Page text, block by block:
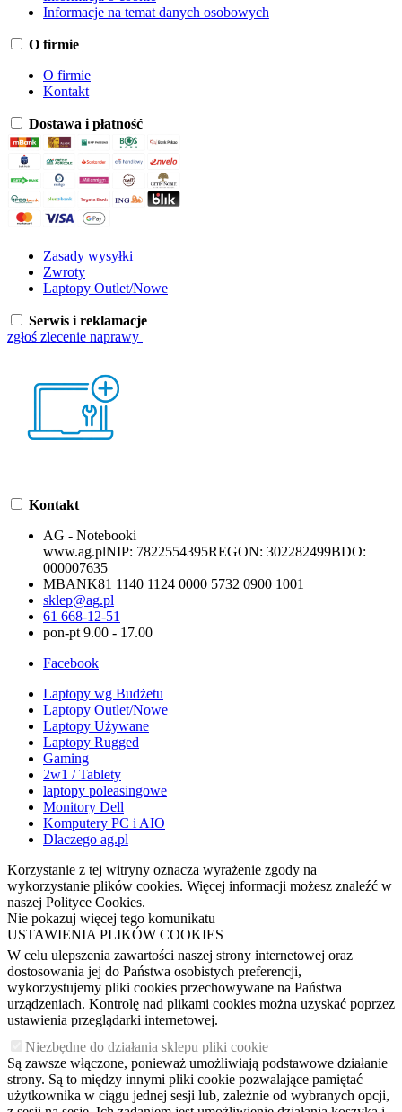
Informacje na temat danych osobowych
O firmie
O firmie
Kontakt
Dostawa i płatność
Zasady wysyłki
Zwroty
Laptopy Outlet/Nowe
Serwis i reklamacje
zgłoś zlecenie naprawy
Kontakt
AG - Notebooki
www.ag.plNIP: 7822554395REGON: 302282499BDO:
000007635
MBANK81 1140 1124 0000 5732 0900 1001
sklep@ag.pl
61 668-12-51
pon-pt 9.00 - 17.00
Facebook
Laptopy wg Budżetu
Laptopy Outlet/Nowe
Laptopy Używane
Laptopy Rugged
Gaming
2w1 / Tablety
laptopy poleasingowe
Monitory Dell
Komputery PC i AIO
Dlaczego ag.pl
Korzystanie z tej witryny oznacza wyrażenie zgody na
wykorzystanie plików cookies. Więcej informacji możesz znaleźć w
naszej Polityce Cookies.
Nie pokazuj więcej tego komunikatu
USTAWIENIA PLIKÓW COOKIES
W celu ulepszenia zawartości naszej strony internetowej oraz
dostosowania jej do Państwa osobistych preferencji,
wykorzystujemy pliki cookies przechowywane na Państwa
urządzeniach. Kontrolę nad plikami cookies można uzyskać poprzez
ustawienia przeglądarki internetowej.
Niezbędne do działania sklepu pliki cookie
Są zawsze włączone, ponieważ umożliwiają podstawowe działanie
strony. Są to między innymi pliki cookie pozwalające pamiętać
użytkownika w ciągu jednej sesji lub, zależnie od wybranych opcji,